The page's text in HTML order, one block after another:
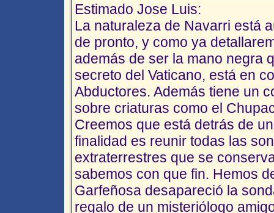
Estimado Jose Luis:
La naturaleza de Navarri está
de pronto, y como ya
además de ser la mano negra
secreto del Vaticano, está en
Abductores. Además tiene un
sobre criaturas como el
Creemos que está detrás de
finalidad es reunir todas las
extraterrestres que se
sabemos con que fin. Hemos
Garfeñosa desapareció la
regalo de un misteriólogo